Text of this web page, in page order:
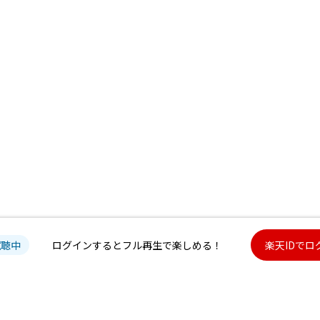
中 ログインするとフル再生で楽しめる！ 楽天IDでロ